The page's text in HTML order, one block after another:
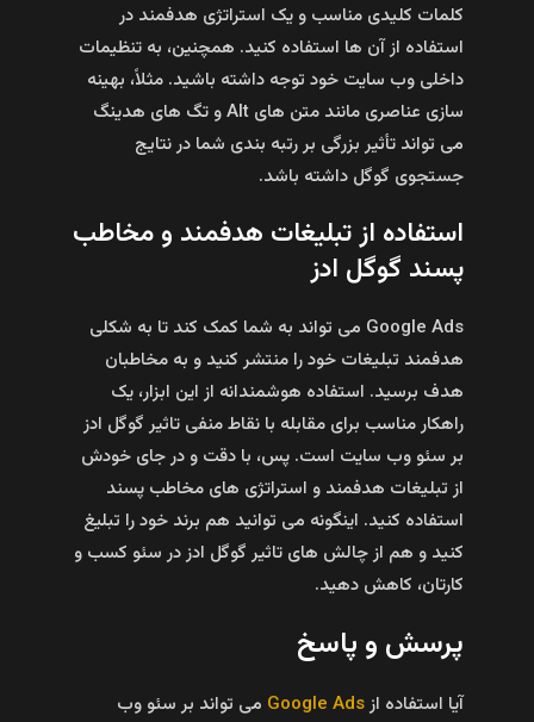
کلمات کلیدی مناسب و یک استراتژی هدفمند در
استفاده از آن‌ ها استفاده کنید. همچنین، به تنظیمات
داخلی وب سایت خود توجه داشته باشید. مثلاً، بهینه‌
سازی عناصری مانند متن‌ های Alt و تگ‌ های هدینگ
می‌ تواند تأثیر بزرگی بر رتبه‌ بندی شما در نتایج
جستجوی گوگل داشته باشد.
استفاده از تبلیغات هدفمند و مخاطب
پسند گوگل ادز
Google Ads می‌ تواند به شما کمک کند تا به شکلی
هدفمند تبلیغات خود را منتشر کنید و به مخاطبان
هدف برسید. استفاده هوشمندانه از این ابزار، یک
راهکار مناسب برای مقابله با نقاط منفی تاثیر گوگل ادز
بر سئو وب سایت است. پس، با دقت و در جای خودش
از تبلیغات هدفمند و استراتژی‌ های مخاطب پسند
استفاده کنید. اینگونه می‌ توانید هم برند خود را تبلیغ
کنید و هم از چالش‌ های تاثیر گوگل ادز در سئو کسب و
کارتان، کاهش دهید.
پرسش و پاسخ
آیا استفاده ازGoogle Ads می‌ تواند بر سئو وب